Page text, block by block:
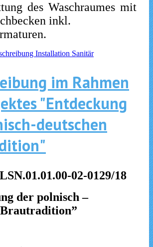
des Waschraumes mit
inkl.
Installation Sanitär
im Rahmen
"Entdeckung
deutschen
02-0129/18
der polnisch –
Brautradition”